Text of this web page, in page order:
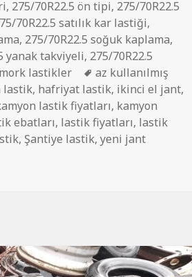
, 275/70R22.5 ön tipi, 275/70R22.5
70R22.5 satılık kar lastiği,
, 275/70R22.5 soğuk kaplama,
yanak takviyeli, 275/70R22.5
lastikler Etiketler
az kullanılmış
lastik, hafriyat lastik, ikinci el jant,
lastik fiyatları, kamyon
ebatları, lastik fiyatları, lastik
, Şantiye lastik,yeni jant
LASTİKLER için